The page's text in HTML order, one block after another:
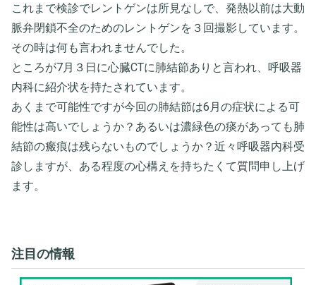
これまで検診でレントゲンは所見なしで、発熱以前は大動
脈弁閉鎖不全のためのレントゲンを３回撮影しています。
その時は何も言われませんでした。
ところが7月３日に心臓CTに肺結節ありと言われ、呼吸器
内科に紹介状を持たされています。
あくまで可能性ですが今回の肺結節は6月の症状による可
能性は高いでしょうか？あるいは濃緑色の痰があっても肺
結節の瘢痕は残らないものでしょうか？近々呼吸器内科受
診しますが、ある程度の心構えを持ちたくて質問申し上げ
ます。
注目の情報